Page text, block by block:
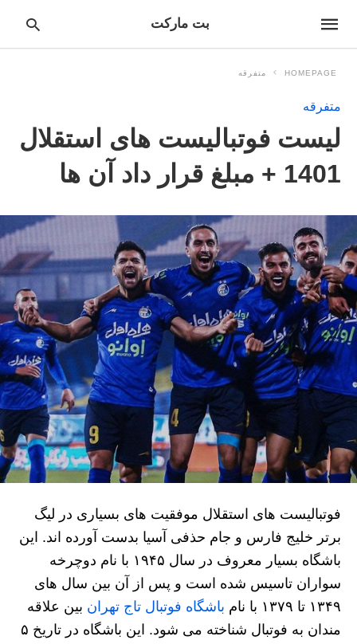
بت مارکت
HOMEPAGE متفرقه
متفرقه
لیست فوتبالیست های استقلال
1401 + مبلغ قرار داد آن ها
فوتبالیست های استقلال موفقیت های بسیاری در لیگ
برتر خلیج فارس و جام حذفی آسیا بدست آورده اند. این
باشگاه بسیار معروف در سال ۱۹۴۵ با نام دوچرخه
سواران تاسیس شده است و پس از آن بین سال های
۱۳۴۹ تا ۱۳۷۹ با نام
باشگاه فوتبال تاج تهران بین علاقه
مندان به فوتبال شناخته می شود. این باشگاه در تاریخ ۵